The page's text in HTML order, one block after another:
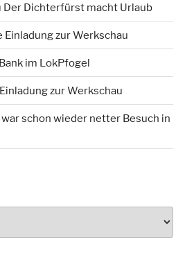
Der Dichterfürst macht Urlaub
Einladung zur Werkschau
im LokPfogel
zur Werkschau
war schon wieder netter Besuch in